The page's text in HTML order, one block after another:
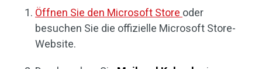
Öffnen Sie den Microsoft Store oder
besuchen Sie die offizielle Microsoft Store-
Website.